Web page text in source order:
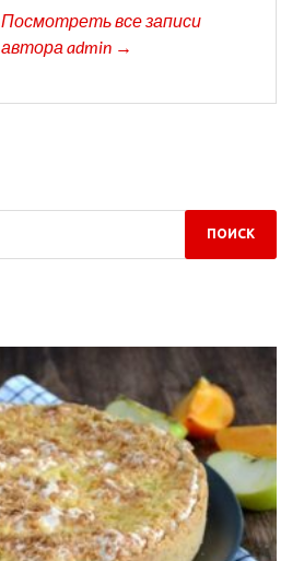
Посмотреть все записи
автора admin →